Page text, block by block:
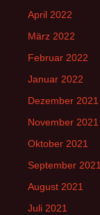
April 2022
März 2022
Februar 2022
Januar 2022
Dezember 2021
November 2021
Oktober 2021
September 2021
August 2021
Juli 2021